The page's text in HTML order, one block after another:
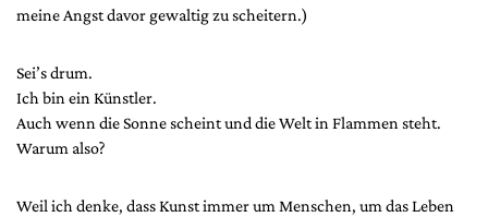
meine Angst davor gewaltig zu scheitern.)
Sei’s drum.
Ich bin ein Künstler.
Auch wenn die Sonne scheint und die Welt in Flammen steht.
Warum also?
Weil ich denke, dass Kunst immer um Menschen, um das Leben